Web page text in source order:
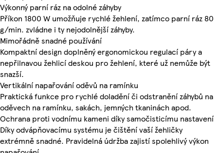
Výkonný parní ráz na odolné záhyby
Příkon 1800 W umožňuje rychlé žehlení, zatímco parní ráz 80
g/min. zvládne i ty nejodolnější záhyby.
Mimořádně snadné používání
Kompaktní design doplněný ergonomickou regulací páry a
nepřilnavou žehlicí deskou pro žehlení, které už nemůže být
snazší.
Vertikální napařování oděvů na ramínku
Praktická funkce pro rychlé doladění či odstranění záhybů na
oděvech na ramínku, sakách, jemných tkaninách apod.
Ochrana proti vodnímu kameni díky samočisticímu nastavení
Díky odvápňovacímu systému je čištění vaší žehličky
extrémně snadné. Pravidelná údržba zajistí spolehlivý výkon